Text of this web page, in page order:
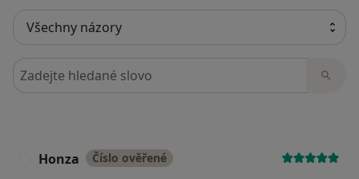
Hledejte v názorech
Honza Číslo ověřené